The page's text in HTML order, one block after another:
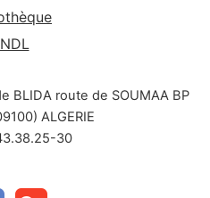
BLIDA route de SOUMAA BP
ALGERIE
30